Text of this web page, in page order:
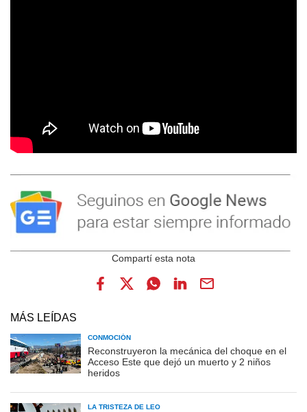
MÁS LEÍDAS
CONMOCIÓN
Reconstruyeron la mecánica del choque en el
Acceso Este que dejó un muerto y 2 niños
heridos
LA TRISTEZA DE LEO